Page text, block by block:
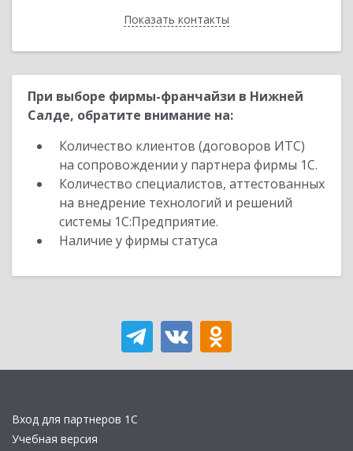
Показать контакты
Назад
При выборе фирмы-франчайзи в Нижней
Салде, обратите внимание на:
Количество клиентов (договоров ИТС)
на сопровождении у партнера фирмы 1С.
Количество специалистов, аттестованных
на внедрение технологий и решений
системы 1С:Предприятие.
Наличие у фирмы статуса
Вход для партнеров 1С
Учебная версия